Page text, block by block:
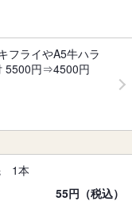
フライやA5牛ハラ
5500円⇒4500円
1本
55円（税込）